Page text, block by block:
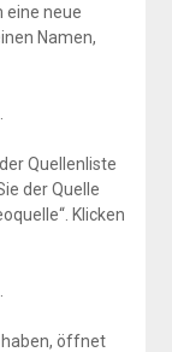
eine neue
Namen,
Quellenliste
der Quelle
Klicken
haben, öffnet